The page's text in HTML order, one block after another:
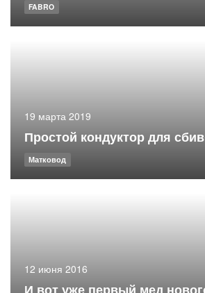
FABRO
19 марта 2019
Простой кондуктор для
Матковод
12 июня 2016